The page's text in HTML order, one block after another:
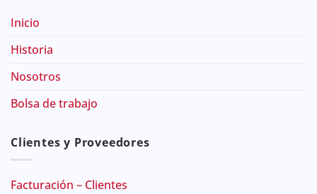
Inicio
Historia
Nosotros
Bolsa de trabajo
Clientes y Proveedores
Facturación – Clientes